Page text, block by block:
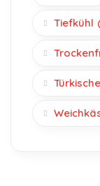
Tiefkühl